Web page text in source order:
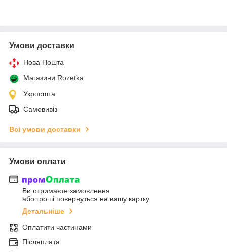
Умови доставки
Нова Пошта
Магазини Rozetka
Укрпошта
Самовивіз
Всі умови доставки
Умови оплати
Ви отримаєте замовлення
або гроші повернуться на вашу картку
Детальніше
Оплатити частинами
Післяплата